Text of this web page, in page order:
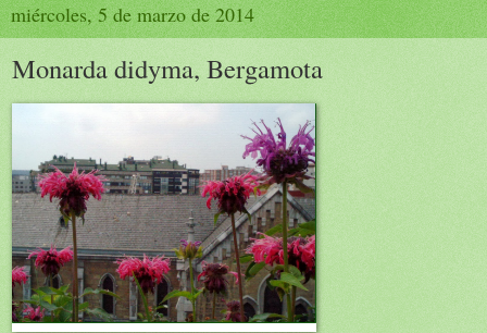
miércoles, 5 de marzo de 2014
Monarda didyma, Bergamota